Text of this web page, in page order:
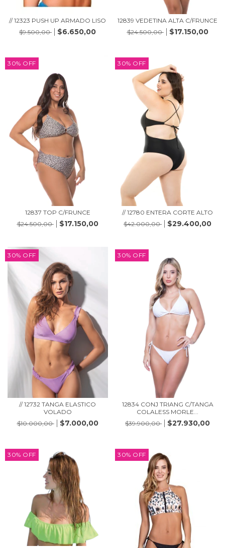
// 12323 PUSH UP ARMADO LISO
$9.500,00
$6.650,00
12839 VEDETINA ALTA C/FRUNCE
$24.500,00
$17.150,00
30% OFF
12837 TOP C/FRUNCE
$24.500,00
$17.150,00
30% OFF
// 12780 ENTERA CORTE ALTO
$42.000,00
$29.400,00
30% OFF
// 12732 TANGA ELASTICO
VOLADO
$10.000,00
$7.000,00
30% OFF
12834 CONJ TRIANG C/TANGA
COLALESS MORLE...
$39.900,00
$27.930,00
30% OFF 30% OFF